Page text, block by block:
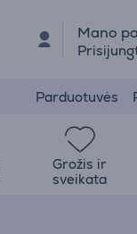
Mano
Parduotuvės
Grožis ir
sveikata